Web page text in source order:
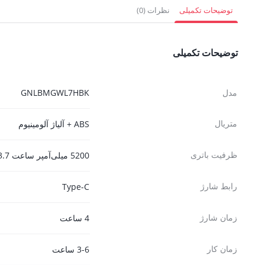
5,341,500 تومان.
توضیحات تکمیلی نظرات (0)
توضیحات تکمیلی
مدل GNLBMGWL7HBK
متریال ABS + آلیاژ آلومینیوم
ظرفیت باتری 5200 میلی‌آمپر ساعت 3.7 ولت، 19.24 وات ساعت
رابط شارژ Type-C
زمان شارژ 4 ساعت
زمان کار 3-6 ساعت